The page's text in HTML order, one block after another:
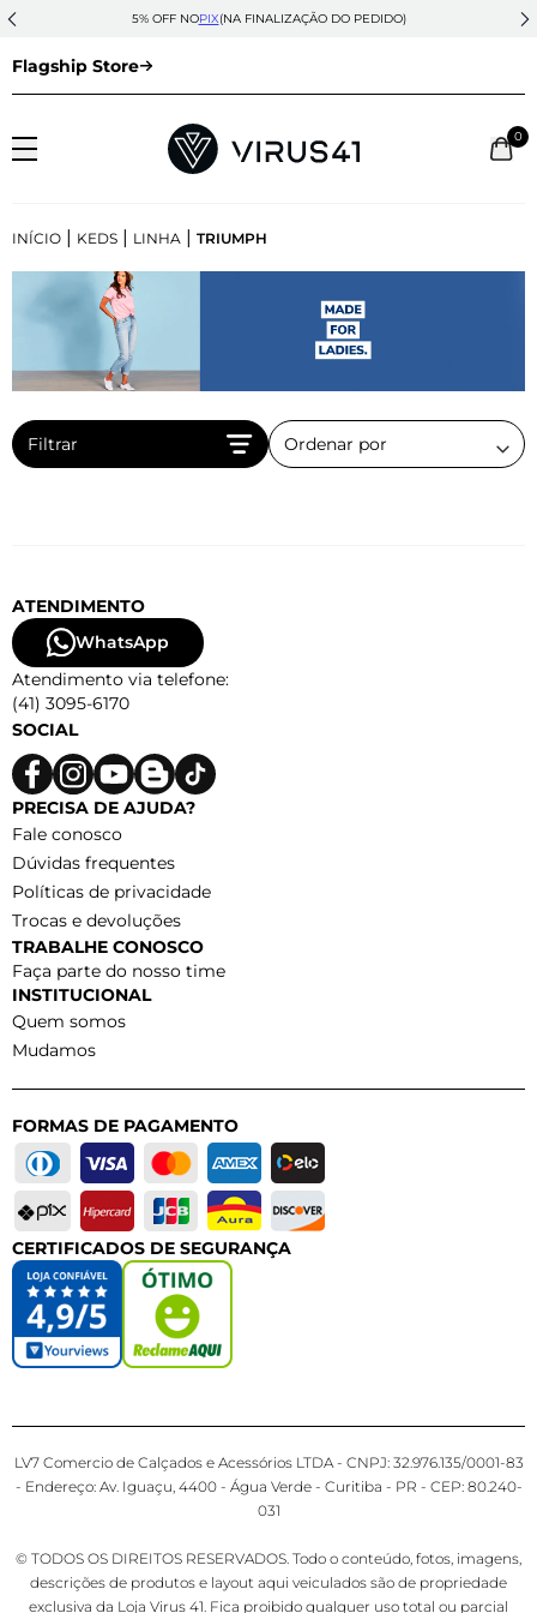
5% OFF NOPIX(NA FINALIZAÇÃO DO PEDIDO)
Flagship Store
0
INÍCIO | KEDS | LINHA | TRIUMPH
Filtrar
ATENDIMENTO
WhatsApp
Atendimento via telefone:
(41) 3095-6170
SOCIAL
PRECISA DE AJUDA?
Fale conosco
Dúvidas frequentes
Políticas de privacidade
Trocas e devoluções
TRABALHE CONOSCO
Faça parte do nosso time
INSTITUCIONAL
Quem somos
Mudamos
FORMAS DE PAGAMENTO
CERTIFICADOS DE SEGURANÇA
LV7 Comercio de Calçados e Acessórios LTDA - CNPJ: 32.976.135/0001-83
- Endereço: Av. Iguaçu, 4400 - Água Verde - Curitiba - PR - CEP: 80.240-
031
© TODOS OS DIREITOS RESERVADOS. Todo o conteúdo, fotos, imagens,
descrições de produtos e layout aqui veiculados são de propriedade
exclusiva da Loja Virus 41. Fica proibido qualquer uso total ou parcial